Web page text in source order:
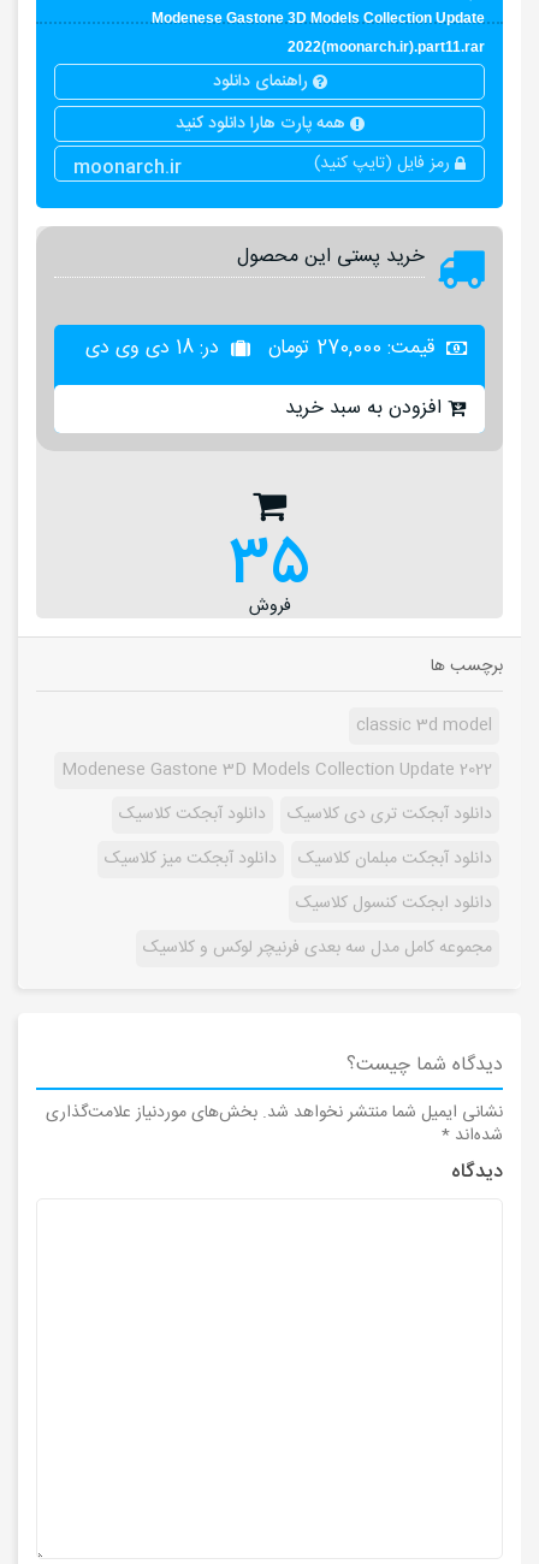
Modenese Gastone 3D Models Collection Update
2022(moonarch.ir).part11.rar
راهنمای دانلود
همه پارت هارا دانلود کنید
رمز فایل (تایپ کنید)
moonarch.ir
خرید پستی این محصول
قیمت: 270,000 تومان
در: 18 دی وی دی
افزودن به سبد خرید
35
فروش
برچسب ها
classic 3d model
Modenese Gastone 3D Models Collection Update 2022
دانلود آبجکت تری دی کلاسیک
دانلود آبجکت کلاسیک
دانلود آبجکت مبلمان کلاسیک
دانلود آبجکت میز کلاسیک
دانلود ابجکت کنسول کلاسیک
مجموعه کامل مدل سه بعدی فرنیچر لوکس و کلاسیک
دیدگاه شما چیست؟
نشانی ایمیل شما منتشر نخواهد شد. بخش‌های موردنیاز علامت‌گذاری
شده‌اند *
دیدگاه